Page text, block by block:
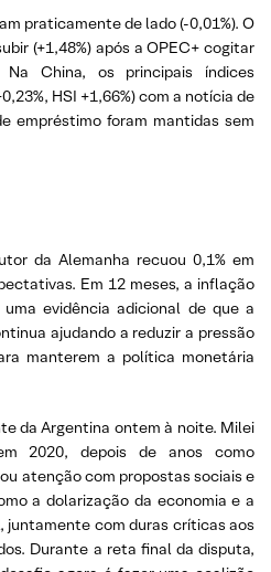
praticamente de lado (-0,01%). O
(+1,48%) após a OPEC+ cogitar
China, os principais índices
HSI +1,66%) com a notícia de
empréstimo foram mantidas sem
da Alemanha recuou 0,1% em
Em 12 meses, a inflação
evidência adicional de que a
ajudando a reduzir a pressão
manterem a política monetária
da Argentina ontem à noite. Milei
2020, depois de anos como
atenção com propostas sociais e
a dolarização da economia e a
juntamente com duras críticas aos
Durante a reta final da disputa,